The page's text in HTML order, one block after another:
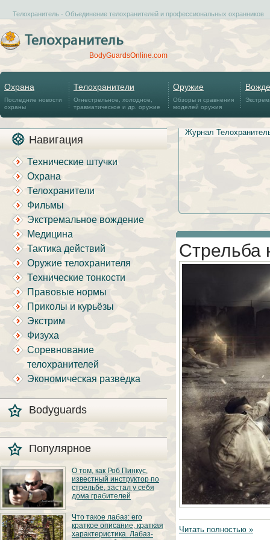
Телохранитель - Объединение телохранителей и профессиональных охранников
BodyGuardsOnline.com
Охрана
Последние новости
охраны
Телохранители
Огнестрельное, холодное,
травматическое и др. оружие
Оружие
Обзоры и сравнения
моделей оружия
Навигация
Технические штучки
Охрана
Телохранители
Фильмы
Экстремальное вождение
Медицина
Тактика действий
Оружие телохранителя
Технические тонкости
Правовые нормы
Приколы и курьёзы
Экстрим
Физуха
Соревнование
телохранителей
Экономическая разведка
Bodyguards
Популярное
О том, как Роб Пинкус,
известный инструктор по
стрельбе, застал у себя
дома грабителей
Вот вы всё говорите:
«В США круто, там
можно любого
постороннего в своём
Что такое лабаз: его
краткое описание, краткая
характеристика. Лабаз-
Журнал
Стрельба
Читать полностью »